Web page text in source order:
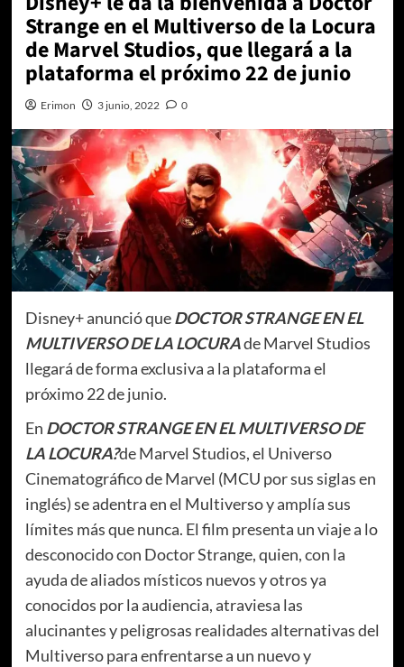
Strange en el Multiverso de la Locura
de Marvel Studios, que llegará a la
plataforma el próximo 22 de junio
Erimon 3 junio, 2022 0
Disney+ anunció queDOCTOR STRANGE EN EL
MULTIVERSO DE LA LOCURAde Marvel Studios
llegará de forma exclusiva a la plataforma el
próximo 22 de junio.
En DOCTOR STRANGE EN EL MULTIVERSO DE
LA LOCURA?de Marvel Studios, el Universo
Cinematográfico de Marvel (MCU por sus siglas en
inglés) se adentra en el Multiverso y amplía sus
límites más que nunca. El film presenta un viaje a lo
desconocido con Doctor Strange, quien, con la
ayuda de aliados místicos nuevos y otros ya
conocidos por la audiencia, atraviesa las
alucinantes y peligrosas realidades alternativas del
Multiverso para enfrentarse a un nuevo y